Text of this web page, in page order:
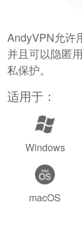
AndyVPN允许
并且可以隐匿
私保护。
适用于：
Windows
macOS